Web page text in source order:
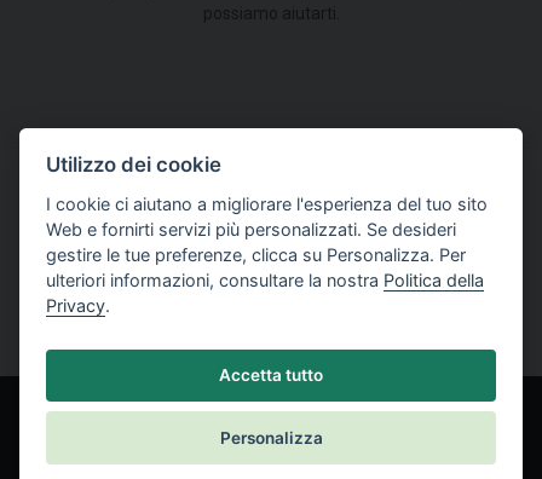
Prova a lavorare con il software GEO5
Versione di Prova
Utilizzo dei cookie
I cookie ci aiutano a migliorare l'esperienza del tuo sito
Web e fornirti servizi più personalizzati. Se desideri
gestire le tue preferenze, clicca su Personalizza. Per
ulteriori informazioni, consultare la nostra Politica della
Privacy.
Accetta tutto
Personalizza